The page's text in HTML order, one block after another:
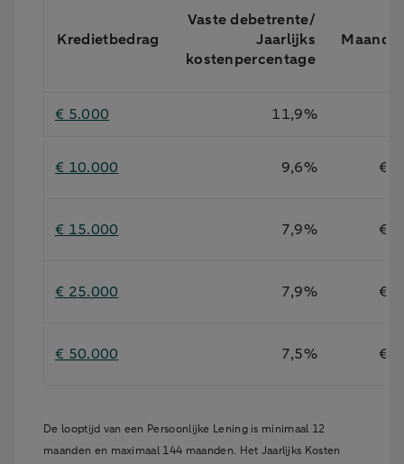
Kredietbedrag
Vaste debetrente/
Jaarlijks
kostenpercentage
€ 5.000 11,9%
€ 10.000 9,6% €
€ 15.000 7,9% €
€ 25.000 7,9% €
€ 50.000 7,5% €
De looptijd van een Persoonlijke Lening is minimaal 12
maanden en maximaal 144 maanden. Het Jaarlijks Kosten